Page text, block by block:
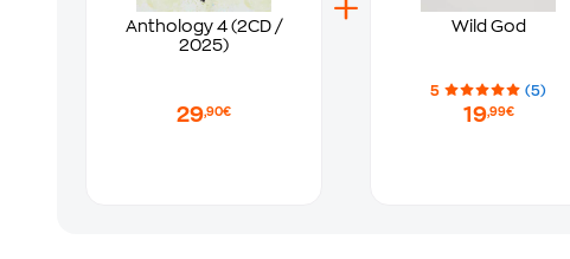
Anthology 4 (2CD /
2025)
29,90€
Wild God
5 (5)
19,99€